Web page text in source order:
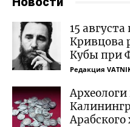
15
Кривцова
Кубы при
Редакция